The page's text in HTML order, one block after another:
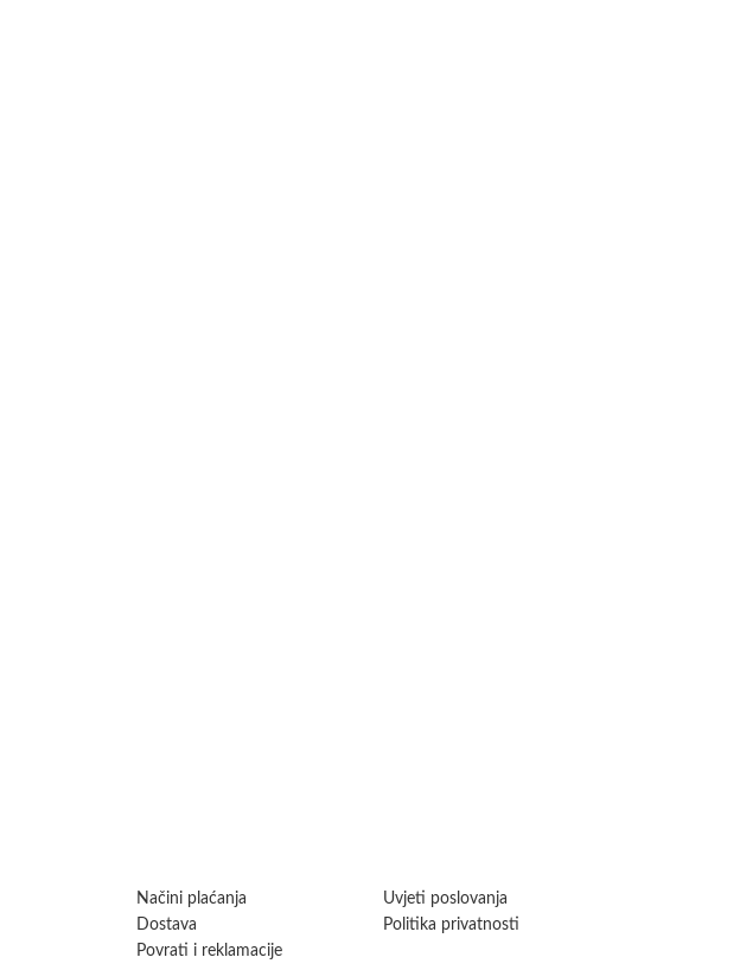
Načini plaćanja
Dostava
Povrati i reklamacije
Uvjeti poslovanja
Politika privatnosti